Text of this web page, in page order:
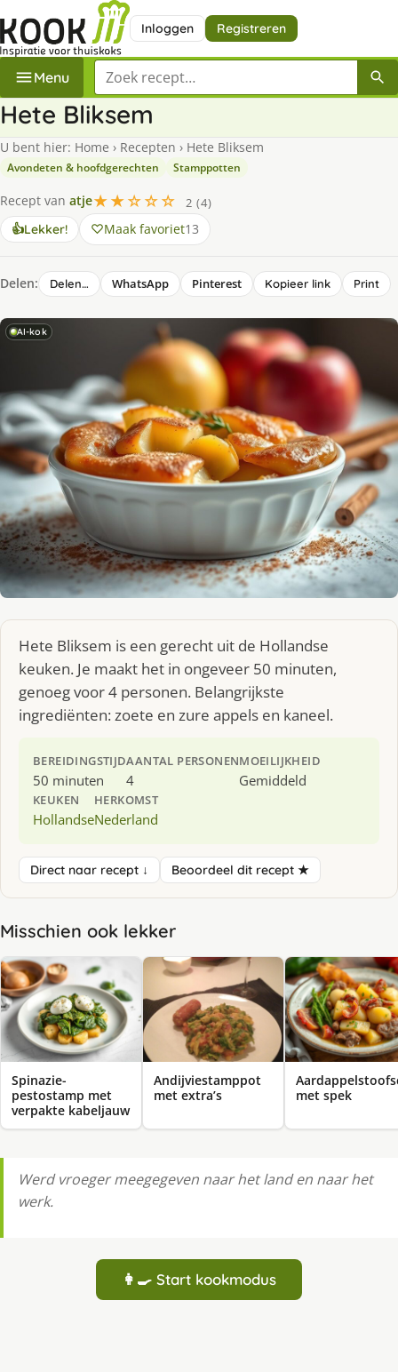
Inloggen Registreren
Menu Zoek een recept
Hete Bliksem
U bent hier: Home › Recepten › Hete Bliksem
Avondeten & hoofdgerechten Stamppotten
Recept van atje★★☆☆☆
2 (4)
👍Lekker! Maak favoriet13
Delen: Delen… WhatsApp Pinterest Kopieer link Print
AI-kok
Hete Bliksem is een gerecht uit de Hollandse
keuken. Je maakt het in ongeveer 50 minuten,
genoeg voor 4 personen. Belangrijkste
ingrediënten: zoete en zure appels en kaneel.
BEREIDINGSTIJD
50 minuten
AANTAL PERSONEN
4
MOEILIJKHEID
Gemiddeld
KEUKEN
Hollandse
HERKOMST
Nederland
Direct naar recept ↓ Beoordeel dit recept ★
Misschien ook lekker
Spinazie-
pestostamp met
verpakte kabeljauw
Andijviestamppot
met extra’s
met spek
Werd vroeger meegegeven naar het land en naar het
werk.
👩‍🍳 Start kookmodus